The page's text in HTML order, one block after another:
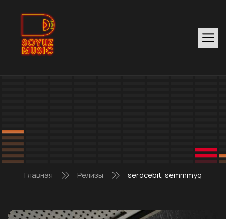
Главная Релизы serdcebit, semmmyq